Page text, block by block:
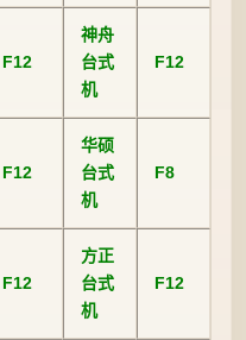
F12
神舟
台式
机
F12
F12
华硕
台式
机
F8
F12
方正
台式
机
F12